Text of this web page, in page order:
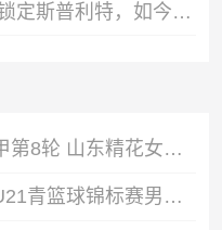
队记：勇士首席助教原本锁定斯普利特，如今威利-格林成热门候选人
2026年06月17日 中女甲第8轮 山东精花女足 VS 青岛西海岸女足 全场录像
2026年06月17日 全国U21青篮球锦标赛男子组 南京同曦U21 VS 山东山高U21 全场录像